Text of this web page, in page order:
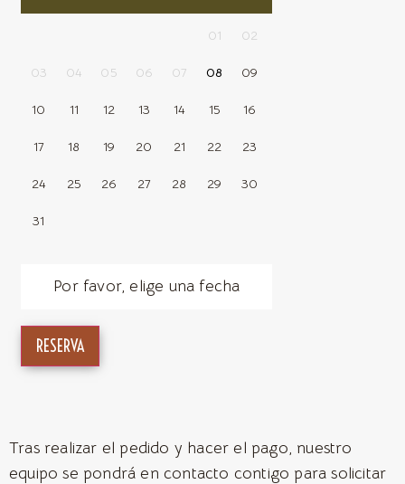
01 02
03 04 05 06 07 08 09
10 11 12 13 14 15 16
17 18 19 20 21 22 23
24 25 26 27 28 29 30
31
Por favor, elige una fecha
RESERVA
Tras realizar el pedido y hacer el pago, nuestro
equipo se pondrá en contacto contigo para solicitar